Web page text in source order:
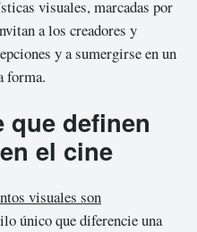
visuales, marcadas por
a los creadores y
y a sumergirse en un
forma.
que definen
el cine
visuales son
único que diferencie una